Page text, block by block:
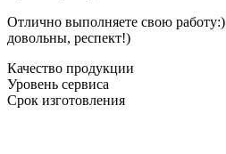
Отлично выполняете свою работу:)
довольны, респект!)
Качество продукции
Уровень сервиса
Срок изготовления